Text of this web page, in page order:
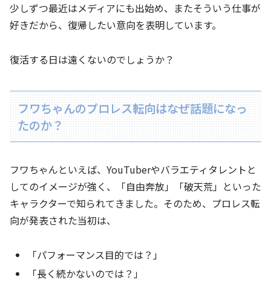
少しずつ最近はメディアにも出始め、またそういう仕事が
好きだから、復帰したい意向を表明しています。
復活する日は遠くないのでしょうか？
フワちゃんのプロレス転向はなぜ話題になっ
たのか？
フワちゃんといえば、YouTuberやバラエティタレントと
してのイメージが強く、「自由奔放」「破天荒」といった
キャラクターで知られてきました。そのため、プロレス転
向が発表された当初は、
「パフォーマンス目的では？」
「長く続かないのでは？」